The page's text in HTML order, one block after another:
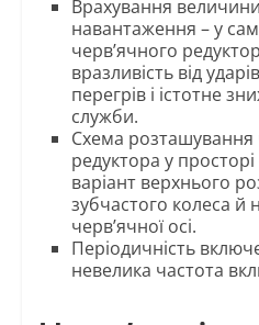
Врахування
навантаження – у
черв’ячного
вразливість від
перегрів і істотне
служби.
Схема розташування
редуктора у
варіант верхнього
зубчастого колеса й
черв’ячної осі.
Періодичність
невелика частота